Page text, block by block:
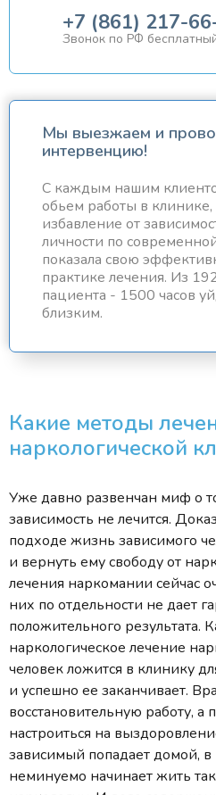
+7 (861) 217-
Звонок по РФ
Мы выезжаем и
интервенцию!
С каждым нашим
обьем работы в
избавление от
личности по
показала свою
практике лечения. Из
пациента - 1500 часов
близким.
Какие методы
наркологической
Уже давно развенчан миф о
зависимость не лечится.
подходе жизнь зависимого
и вернуть ему свободу от
лечения наркомании сейчас
них по отдельности не дает
положительного результата.
наркологическое лечение
человек ложится в клинику
и успешно ее заканчивает.
восстановительную работу, а
настроиться на
зависимый попадает домой,
неминуемо начинает жить